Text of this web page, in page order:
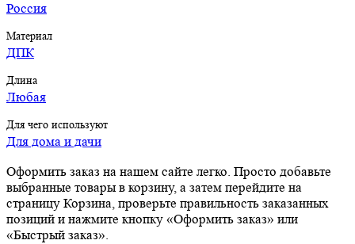
Россия
Материал
ДПК
Длина
Любая
Для чего используют
Для дома и дачи
Оформить заказ на нашем сайте легко. Просто добавьте
выбранные товары в корзину, а затем перейдите на
страницу Корзина, проверьте правильность заказанных
позиций и нажмите кнопку «Оформить заказ» или
«Быстрый заказ».